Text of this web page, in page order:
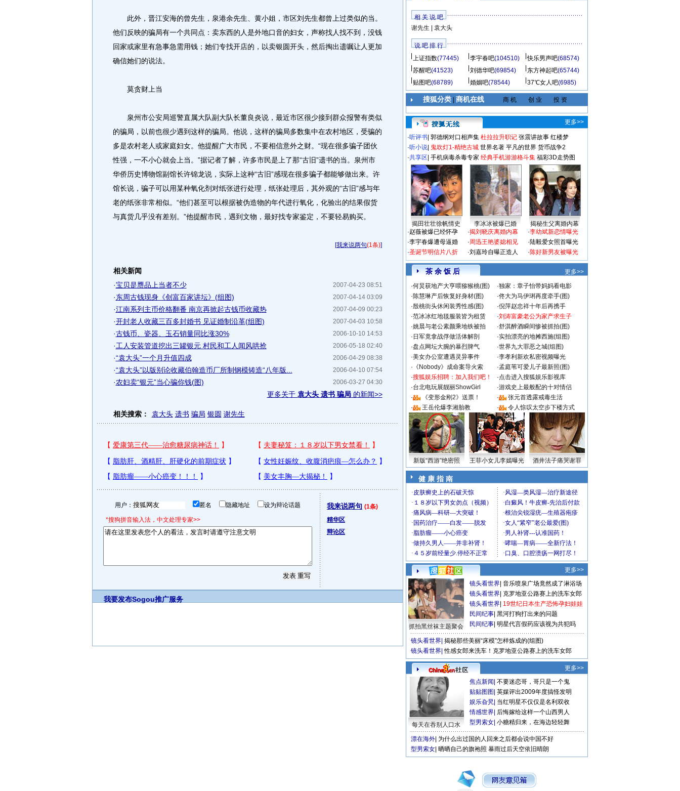
此外，晋江安海的曾先生，泉港余先生、黄小姐，市区刘先生都曾上过类似的当。
他们反映的骗局有一个共同点：卖东西的人是外地口音的妇女，声称找人找不到，没钱
回家或家里有急事急需用钱；她们专找开店的，以卖银圆开头，然后掏出遗嘱让人更加
确信她们的说法。
莫贪财上当
泉州市公安局巡警直属大队副大队长董良炎说，最近市区很少接到群众报警有类似
的骗局，以前也很少遇到这样的骗局。他说，这样的骗局多数集中在农村地区，受骗的
多是农村老人或家庭妇女。他提醒广大市民，不要相信意外之财。“现在很多骗子团伙
性强，一不小心就会上当。”据记者了解，许多市民是上了那“古旧”遗书的当。泉州市
华侨历史博物馆副馆长许锦龙说，实际上这种“古旧”感现在很多骗子都能够做出来。许
馆长说，骗子可以用某种氧化剂对纸张进行处理，纸张处理后，其外观的“古旧”感与年
老的纸张非常相似。“他们甚至可以根据被伪造物的年代进行氧化，化验出的结果假货
与真货几乎没有差别。”他提醒市民，遇到文物，最好找专家鉴定，不要轻易购买。
[我来说两句(1条)]
相关新闻
2007-04-23 08:51
·宝贝是赝品上当者不少
2007-04-14 03:09
·东周古钱现身《创富百家讲坛》(组图)
2007-04-09 00:23
·江南系列主币价格翻番 南京再掀起古钱币收藏热
2007-04-03 10:58
·开封老人收藏三百多封婚书 见证婚制沿革(组图)
2006-10-10 14:53
·古钱币、瓷器、玉石销量同比涨30%
2006-05-18 02:40
·工人安装管道挖出三罐银元 村民和工人闻风哄抢
2006-04-29 08:38
·“袁大头”一个月升值四成
2006-04-10 07:54
·“袁大头”以版别论收藏伯翰造币厂所制钢模铸造“八年版...
2006-03-27 04:30
·农妇卖“银元”当心骗你钱(图)
更多关于 袁大头 遗书 骗局的新闻>>
相关搜索： 袁大头 遗书 骗局 银圆 谢先生
用户： 匿名 隐藏地址 设为辩论话题
*搜狗拼音输入法，中文处理专家>>
我来说两句 (1条)
精华区
辩论区
我要发布Sogou推广服务
相 关 说 吧
谢先生
袁大头
说 吧 排 行
上证指数(77445) 李宇春吧(104510) 快乐男声吧(68574)
苏醒吧(41523) 刘德华吧(69854) 东方神起吧(65744)
贴图吧(68789) 婚姻吧(78544) 37℃女人吧(6985)
搜狐分类| 商机在线 商 机 创 业 投 资
更多>>
·听评书 郭德纲对口相声集 杜拉拉升职记 张震讲故事 红楼梦
·听小说 鬼吹灯1-精绝古城 世界名著 平凡的世界 货币战争2
·共享区 手机病毒杀毒专家 经典手机游游格斗集 福彩3D走势图
揭田壮壮徐帆情史 李冰冰被爆已婚
揭秘生父离婚内幕
·赵薇被爆已经怀孕
·李宇春爆遭母逼婚
·圣诞节明信片八折
·揭刘晓庆离婚内幕
·周迅王艳婆媳相见
·刘嘉玲自曝正造人
·李幼斌新恋情曝光
·陆毅爱女照首曝光
·陈好新男友被曝光
茶 余 饭 后
更多>>
·何炅获地产大亨喂猕猴桃(图) ·独家：章子怡带妈妈看电影
·陈慧琳产后恢复好身材(图) ·佟大为马伊琍再度牵手(图)
·殷桃街头休闲装秀性感(图) ·倪萍赵忠祥十年后再携手
·范冰冰红地毯服装皆为租赁 ·刘涛富豪老公为家产求生子
·姚晨与老公素颜乘地铁被拍 ·舒淇醉酒瞬间惨被抓拍(图)
· 日军竟拿战俘做活体解剖 ·实拍漂亮的地摊西施(组图)
·盘点网坛大腕的暴烈脾气 ·世界九大罪恶之城(组图)
·美女办公室遭遇灵异事件 ·李孝利新欢私密视频曝光
· 《Nobody》成命案导火索 ·孟庭苇可爱儿子最新照(图)
·搜狐娱乐招聘：加入我们吧！ ·点击进入搜狐娱乐影视库
·台北电玩展靓丽ShowGirl ·游戏史上最般配的十对情侣
·
《变形金刚2》送票！ ·
张元首透露戒毒生活
·
王岳伦爆李湘胎教 · 令人惊叹太空步下楼方式
新版“西游”绝密照 王菲小女儿李嫣曝光 酒井法子痛哭谢罪
健 康 指 南
更多>>
抓拍黑丝袜主题聚会
镜头看世界 音乐喷泉广场竟然成了淋浴场
镜头看世界 克罗地亚公路赛上的洗车女郎
镜头看世界 19世纪日本生产恐怖孕妇娃娃
民间纪事 黑河打狗打出来的问题
民间纪事 明星代言假药应该视为共犯吗
镜头看世界 揭秘那些美丽“床模”怎样炼成的(组图)
镜头看世界 性感女郎来洗车！克罗地亚公路赛上的洗车女郎
更多>>
每天在吞别人口水
焦点新闻 不要迷恋哥，哥只是一个鬼
贴贴图图 英媒评出2009年度搞怪发明
娱乐旮旯 当红明星不仅仅是名利双收
情感世界 后悔嫁给这样一个山西男人
型男索女 小糖精归来，在海边轻轻舞
漂在海外 为什么出过国的人回来之后都会说中国不好
型男索女 晒晒自己的旗袍照 暴雨过后天空依旧晴朗